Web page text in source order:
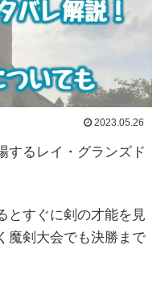
2023.05.26
するレイ・グランズド
とすぐに剣の才能を見
魔剣大会でも決勝まで